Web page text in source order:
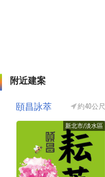
附近建案
頤昌詠萃 約40公尺
新北市/淡水區